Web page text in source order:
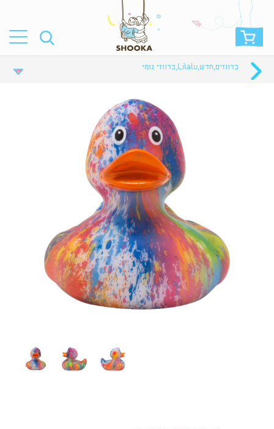
ברווזים,חדש,
Lilalu
,ברווזי גומי